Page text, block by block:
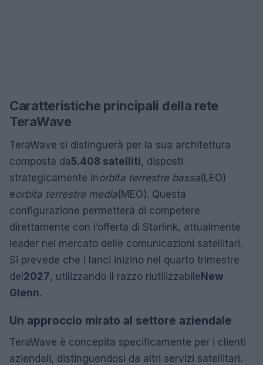
Caratteristiche principali della rete
TeraWave
TeraWave si distinguerà per la sua architettura
composta da5.408 satelliti, disposti
strategicamente inorbita terrestre bassa(LEO)
eorbita terrestre media(MEO). Questa
configurazione permetterà di competere
direttamente con l’offerta di Starlink, attualmente
leader nel mercato delle comunicazioni satellitari.
Si prevede che i lanci inizino nel quarto trimestre
del2027, utilizzando il razzo riutilizzabileNew
Glenn.
Un approccio mirato al settore aziendale
TeraWave è concepita specificamente per i clienti
aziendali, distinguendosi da altri servizi satellitari.